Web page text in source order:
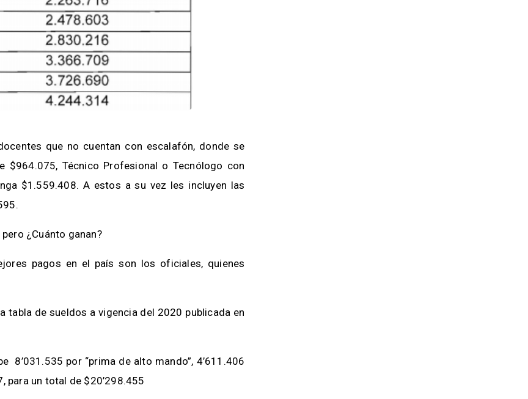
que no cuentan con escalafón, donde se
$964.075, Técnico Profesional o Tecnólogo con
$1.559.408. A estos a su vez les incluyen las
¿Cuánto ganan?
pagos en el país son los oficiales, quienes
de sueldos a vigencia del 2020 publicada en
8’031.535 por “prima de alto mando”, 4’611.406
para un total de $20’298.455